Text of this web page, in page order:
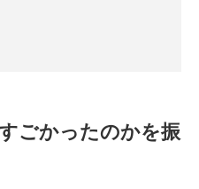
ごかったのかを振